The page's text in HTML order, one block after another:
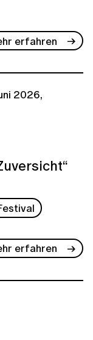
erfahren
2026,
erfahren